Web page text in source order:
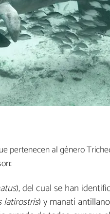
pertenecen al género
), del cual se han
latirostris) y manatí